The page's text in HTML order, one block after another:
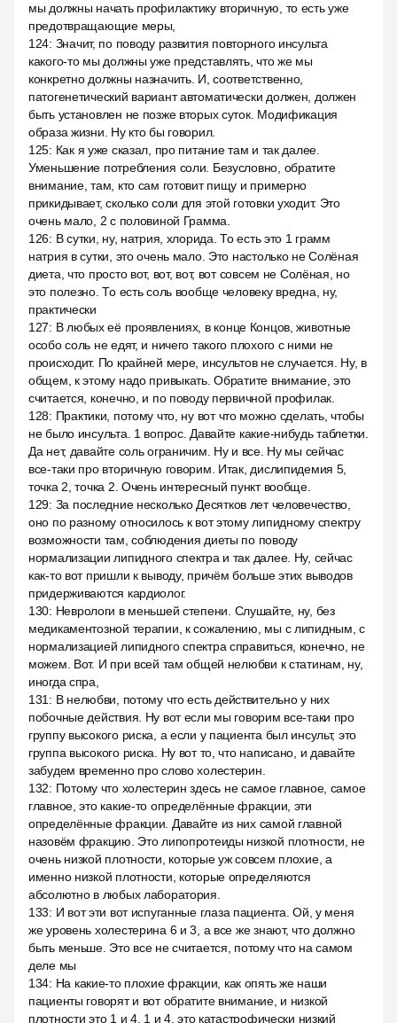
мы должны начать профилактику вторичную, то есть уже
предотвращающие меры,
124: Значит, по поводу развития повторного инсульта
какого-то мы должны уже представлять, что же мы
конкретно должны назначить. И, соответственно,
патогенетический вариант автоматически должен, должен
быть установлен не позже вторых суток. Модификация
образа жизни. Ну кто бы говорил.
125: Как я уже сказал, про питание там и так далее.
Уменьшение потребления соли. Безусловно, обратите
внимание, там, кто сам готовит пищу и примерно
прикидывает, сколько соли для этой готовки уходит. Это
очень мало, 2 с половиной Грамма.
126: В сутки, ну, натрия, хлорида. То есть это 1 грамм
натрия в сутки, это очень мало. Это настолько не Солёная
диета, что просто вот, вот, вот, вот совсем не Солёная, но
это полезно. То есть соль вообще человеку вредна, ну,
практически
127: В любых её проявлениях, в конце Концов, животные
особо соль не едят, и ничего такого плохого с ними не
происходит. По крайней мере, инсультов не случается. Ну, в
общем, к этому надо привыкать. Обратите внимание, это
считается, конечно, и по поводу первичной профилак.
128: Практики, потому что, ну вот что можно сделать, чтобы
не было инсульта. 1 вопрос. Давайте какие-нибудь таблетки.
Да нет, давайте соль ограничим. Ну и все. Ну мы сейчас
все-таки про вторичную говорим. Итак, дислипидемия 5,
точка 2, точка 2. Очень интересный пункт вообще.
129: За последние несколько Десятков лет человечество,
оно по разному относилось к вот этому липидному спектру
возможности там, соблюдения диеты по поводу
нормализации липидного спектра и так далее. Ну, сейчас
как-то вот пришли к выводу, причём больше этих выводов
придерживаются кардиолог.
130: Неврологи в меньшей степени. Слушайте, ну, без
медикаментозной терапии, к сожалению, мы с липидным, с
нормализацией липидного спектра справиться, конечно, не
можем. Вот. И при всей там общей нелюбви к статинам, ну,
иногда спра,
131 : В нелюбви, потому что есть действительно у них
побочные действия. Ну вот если мы говорим все-таки про
группу высокого риска, а если у пациента был инсульт, это
группа высокого риска. Ну вот то, что написано, и давайте
забудем временно про слово холестерин.
132: Потому что холестерин здесь не самое главное, самое
главное, это какие-то определённые фракции, эти
определённые фракции. Давайте из них самой главной
назовём фракцию. Это липопротеиды низкой плотности, не
очень низкой плотности, которые уж совсем плохие, а
именно низкой плотности, которые определяются
абсолютно в любых лаборатория.
133: И вот эти вот испуганные глаза пациента. Ой, у меня
же уровень холестерина 6 и 3, а все же знают, что должно
быть меньше. Это все не считается, потому что на самом
деле мы
134: На какие-то плохие фракции, как опять же наши
пациенты говорят и вот обратите внимание, и низкой
плотности это 1 и 4, 1 и 4, это катастрофически низкий